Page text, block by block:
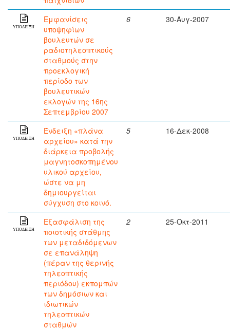
ΥΠΟΔΕΙΞΗ
Εμφανίσεις
υποψηφίων
βουλευτών σε
ραδιοτηλεοπτικούς
σταθμούς στην
προεκλογική
περίοδο των
βουλευτικών
εκλογών της 16ης
Σεπτεμβρίου 2007
6 30-Αυγ-2007
ΥΠΟΔΕΙΞΗ
Ένδειξη «πλάνα
αρχείου» κατά την
διάρκεια προβολής
μαγνητοσκοπημένου
υλικού αρχείου,
ώστε να μη
δημιουργείται
σύγχυση στο κοινό.
5 16-Δεκ-2008
ΥΠΟΔΕΙΞΗ
Εξασφάλιση της
ποιοτικής στάθμης
των μεταδιδόμενων
σε επανάληψη
(πέραν της θερινής
τηλεοπτικής
περιόδου) εκπομπών
των δημόσιων και
ιδιωτικών
τηλεοπτικών
σταθμών
2 25-Οκτ-2011